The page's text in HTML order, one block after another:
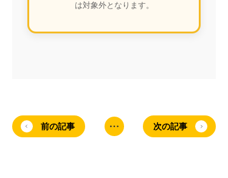
は対象外となります。
前の記事 次の記事